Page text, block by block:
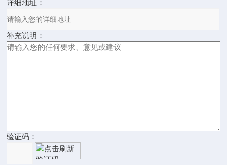
详细地址：
补充说明：
验证码：